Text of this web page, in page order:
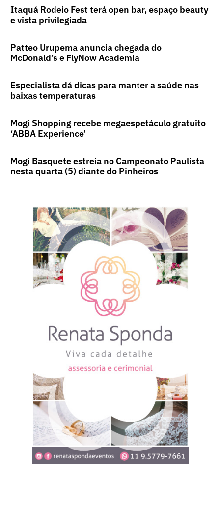
Itaquá Rodeio Fest terá open bar, espaço beauty
e vista privilegiada
Patteo Urupema anuncia chegada do
McDonald’s e FlyNow Academia
Especialista dá dicas para manter a saúde nas
baixas temperaturas
Mogi Shopping recebe megaespetáculo gratuito
‘ABBA Experience’
Mogi Basquete estreia no Campeonato Paulista
nesta quarta (5) diante do Pinheiros